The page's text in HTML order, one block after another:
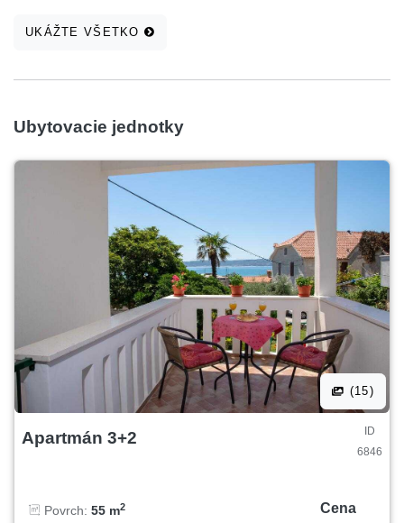
UKÁŽTE VŠETKO
Ubytovacie jednotky
(15)
Apartmán 3+2
ID
6846
Povrch: 55 m2
Cena